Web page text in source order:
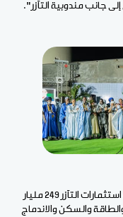
جانب مندوبية التآزر".
وقال إنه خلال الفترة من 2020 إلى 2025 تجاوزت استثمارات التآزر 249 مليار
والسكن والاندماج